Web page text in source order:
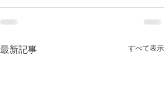
最新記事 すべて表示